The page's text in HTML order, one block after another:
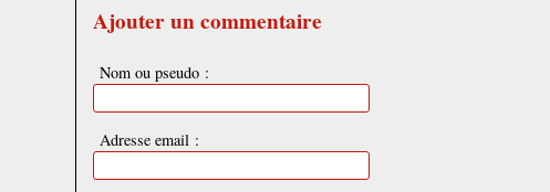
Ajouter un commentaire
Nom ou pseudo :
Adresse email :